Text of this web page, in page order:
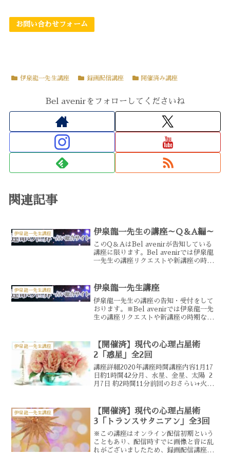
お問い合わせフォーム
伊泉龍一先生講座 録画配信講座 開催済み講座
Bel avenirをフォローしてくださいね
関連記事
伊泉龍一先生講座 伊泉龍一先生の講座～Q＆A編～
このQ＆AはBel avenirが告知している
講座に限ります。Bel avenirでは伊泉龍
一先生の講座リクエストや新講座の時期
の講座ダイジェスト版を公開中他にも公
伊泉龍一先生講座 伊泉龍一先生講座
伊泉龍一先生の講座の告知・受付をして
おります。※Bel avenirでは伊泉龍一先
生の講座リクエストや新講座の時期など
メです占い師になりたい方。占い師とし
てレベルアッ...
伊泉龍一先生講座
【開催済】現代の心理占星術
2「惑星」全2回
講座詳細2020年講座時間講座内容1月17
日約1時間42分月、水星、金星、太陽 2
月7日 約2時間11分前回のおさらい+火
週火曜日AM10：59終了受講料1...
伊泉龍一先生講座
【開催済】現代の心理占星術
3「トランスサタニアン」全3回
※この講座はオンライン配信初期という
こともあり、配信時すでに画像と音に乱
れがございましたため、録画配信講座に